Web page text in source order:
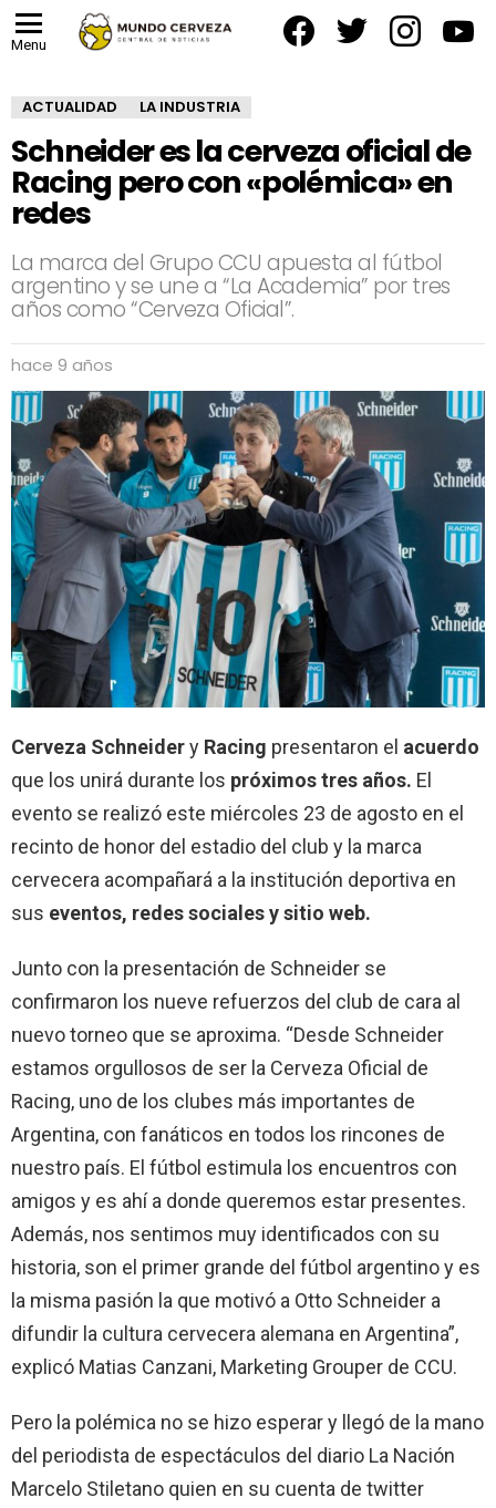
Menu
ACTUALIDAD LA INDUSTRIA
Schneider es la cerveza oficial de
Racing pero con «polémica» en
redes
La marca del Grupo CCU apuesta al fútbol
argentino y se une a “La Academia” por tres
años como “Cerveza Oficial”.
hace 9 años
Cerveza Schneidery Racing presentaron el acuerdo
que los unirá durante los próximos tres años. El
evento se realizó este miércoles 23 de agosto en el
recinto de honor del estadio del club y la marca
cervecera acompañará a la institución deportiva en
sus eventos, redes sociales y sitio web.
Junto con la presentación de Schneider se
confirmaron los nueve refuerzos del club de cara al
nuevo torneo que se aproxima. “Desde Schneider
estamos orgullosos de ser la Cerveza Oficial de
Racing, uno de los clubes más importantes de
Argentina, con fanáticos en todos los rincones de
nuestro país. El fútbol estimula los encuentros con
amigos y es ahí a donde queremos estar presentes.
Además, nos sentimos muy identificados con su
historia, son el primer grande del fútbol argentino y es
la misma pasión la que motivó a Otto Schneider a
difundir la cultura cervecera alemana en Argentina”,
explicó Matias Canzani, Marketing Grouper de CCU.
Pero la polémica no se hizo esperar y llegó de la mano
del periodista de espectáculos del diario La Nación
Marcelo Stiletano quien en su cuenta de twitter